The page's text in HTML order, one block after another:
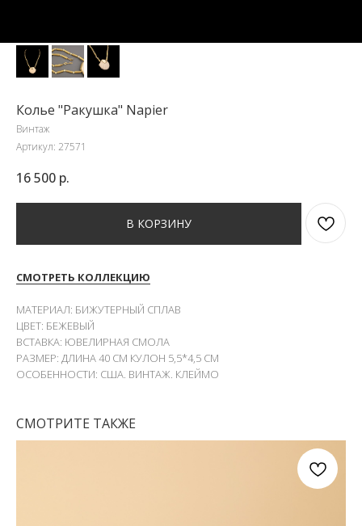
Колье "Ракушка" Napier
Винтаж
Артикул: 27571
16 500 р.
В КОРЗИНУ
СМОТРЕТЬ КОЛЛЕКЦИЮ
МАТЕРИАЛ: БИЖУТЕРНЫЙ СПЛАВ
ЦВЕТ: БЕЖЕВЫЙ
ВСТАВКА: ЮВЕЛИРНАЯ СМОЛА
РАЗМЕР: ДЛИНА 40 СМ КУЛОН 5,5*4,5 СМ
ОСОБЕННОСТИ: США. ВИНТАЖ. КЛЕЙМО
СМОТРИТЕ ТАКЖЕ